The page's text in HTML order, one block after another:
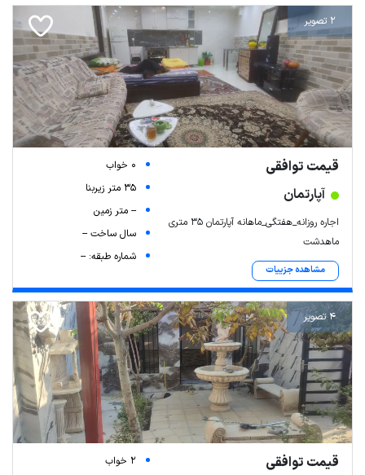
2 تصویر
قیمت توافقی
آپارتمان
اجاره روزانه_هفتگی_ماهانه آپارتمان ۳۵ متری
ماهدشت
مشاهده جزییات
0 خواب
35 متر زیربنا
-- متر زمین
سال ساخت --
شماره طبقه: --
4 تصویر
قیمت توافقی
2 خواب